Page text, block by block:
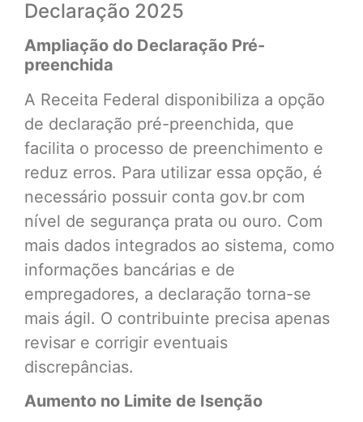
Declaração 2025
Ampliação do Declaração Pré-
preenchida
A Receita Federal disponibiliza a opção
de declaração pré-preenchida, que
facilita o processo de preenchimento e
reduz erros. Para utilizar essa opção, é
necessário possuir conta gov.br com
nível de segurança prata ou ouro. Com
mais dados integrados ao sistema, como
informações bancárias e de
empregadores, a declaração torna-se
mais ágil. O contribuinte precisa apenas
revisar e corrigir eventuais
discrepâncias.
Aumento no Limite de Isenção